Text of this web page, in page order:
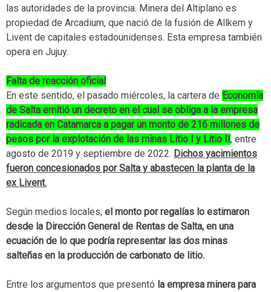
las autoridades de la provincia. Minera del Altiplano es
propiedad de Arcadium, que nació de la fusión de Allkem y
Livent de capitales estadounidenses. Esta empresa también
opera en Jujuy.
Falta de reacción oficial
En este sentido, el pasado miércoles, la cartera de Economía
de Salta emitió un decreto en el cual se obliga a la empresa
radicada en Catamarca a pagar un monto de 216 millones de
pesos por la explotación de las minas Litio I y Litio II, entre
agosto de 2019 y septiembre de 2022. Dichos yacimientos
fueron concesionados por Salta y abastecen la planta de la
ex Livent.
Según medios locales, el monto por regalías lo estimaron
desde la Dirección General de Rentas de Salta, en una
ecuación de lo que podría representar las dos minas
salteñas en la producción de carbonato de litio.
Entre los argumentos que presentó la empresa minera para